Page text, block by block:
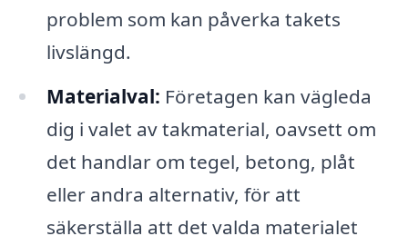
problem som kan påverka takets
livslängd.
Materialval: Företagen kan vägleda
dig i valet av takmaterial, oavsett om
det handlar om tegel, betong, plåt
eller andra alternativ, för att
säkerställa att det valda materialet